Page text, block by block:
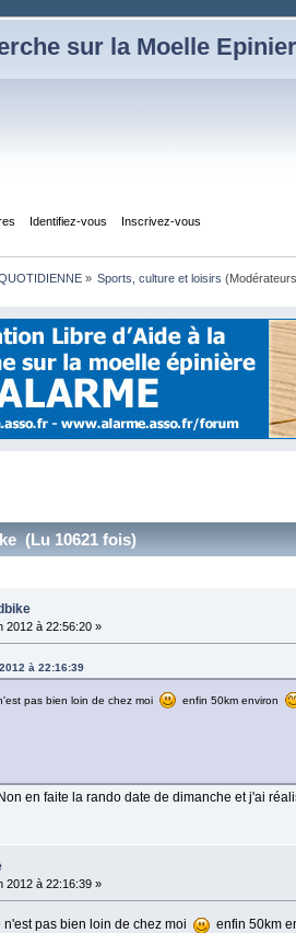
sur la Moelle
Identifiez-vous Inscrivez-vous
» Sports, culture et loisirs
(Lu 10621 fois)
2012 à 22:56:20 »
à 22:16:39
pas bien loin de chez moi enfin 50km environ
en faite la rando date de dimanche et j'ai
2012 à 22:16:39 »
pas bien loin de chez moi enfin 50km